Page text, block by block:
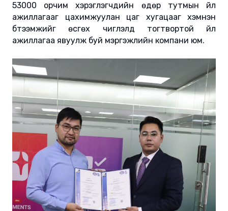
53000 орчим хэрэглэгчдийн өдөр тутмын үйл
ажиллагааг цахимжуулан цаг хугацааг хэмнэн
бүтээмжийг өсгөх чиглэлд тогтвортой үйл
ажиллагаа явуулж буй мэргэжлийн компани юм.